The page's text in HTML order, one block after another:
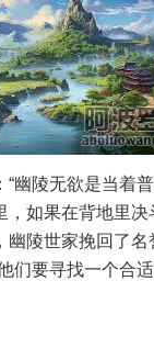
幽陵无欲是当着
，如果在背地里
幽陵世家挽回了名
们要寻找一个合